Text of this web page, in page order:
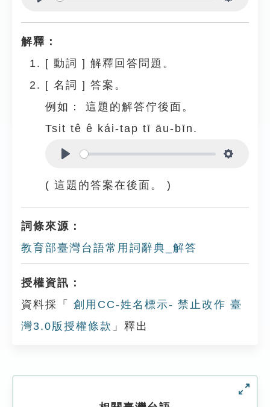
解釋：
[ 動詞 ] 解釋回答問題。
[ 名詞 ] 答案。
例如：
這題的解答佇後面。
Tsit tê ê kái-tap tī āu-bīn.
( 這題的答案在後面。 )
詞條來源：
教育部臺灣台語常用詞辭典_解答
授權資訊：
資料採「
創用CC-姓名標示- 禁止改作 臺
灣3.0版授權條款 」釋出